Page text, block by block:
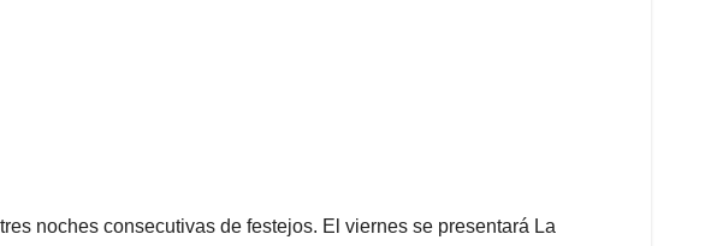
noches consecutivas de festejos. El viernes se presentará La